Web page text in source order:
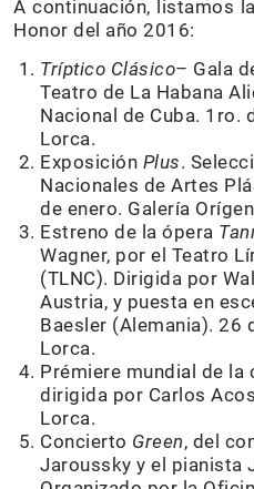
A continuación, listamos
Honor del año 2016:
Tríptico Clásico– Gala
Teatro de La Habana
Nacional de Cuba. 1ro.
Lorca.
Exposición Plus.
Nacionales de Artes
de enero. Galería
Estreno de la ópera
Wagner, por el Teatro
(TLNC). Dirigida por
Austria, y puesta en
Baesler (Alemania). 26
Lorca.
Prémiere mundial de la
dirigida por Carlos
Lorca.
Concierto Green, del
Jaroussky y el pianista